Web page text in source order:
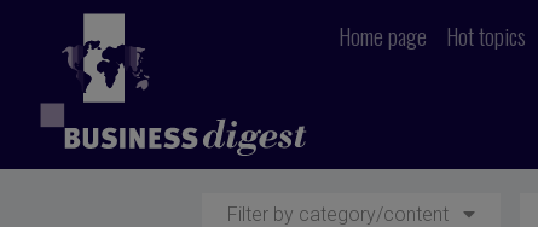
Home page Hot topics
Filter by category/content